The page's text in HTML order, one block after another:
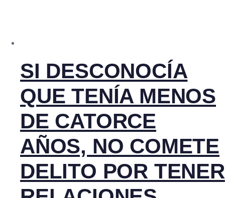
SI DESCONOCÍA
QUE TENÍA MENOS
DE CATORCE
AÑOS, NO COMETE
DELITO POR TENER